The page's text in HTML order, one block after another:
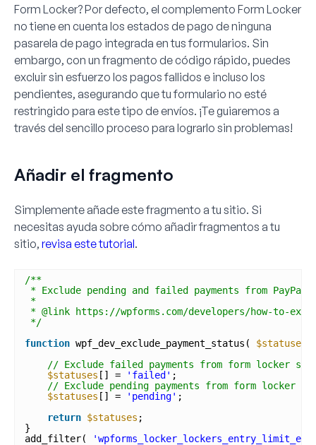
Form Locker? Por defecto, el complemento Form Locker
no tiene en cuenta los estados de pago de ninguna
pasarela de pago integrada en tus formularios. Sin
embargo, con un fragmento de código rápido, puedes
excluir sin esfuerzo los pagos fallidos e incluso los
pendientes, asegurando que tu formulario no esté
restringido para este tipo de envíos. ¡Te guiaremos a
través del sencillo proceso para lograrlo sin problemas!
Añadir el fragmento
Simplemente añade este fragmento a tu sitio. Si
necesitas ayuda sobre cómo añadir fragmentos a tu
sitio, revisa este tutorial.
/**
* Exclude pending and failed payments from
*
* @link https://wpforms.com/developers/how-to-
*/
function wpf_dev_exclude_payment_status( $statuses
// Exclude failed payments from form locker
$statuses [] = 'failed' ;
// Exclude pending payments from form locker
$statuses [] = 'pending' ;
return $statuses ;
}
add_filter(